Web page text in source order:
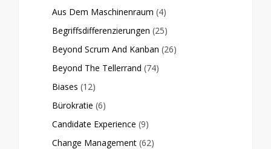
Aus Dem Maschinenraum (4)
Begriffsdifferenzierungen (25)
Beyond Scrum And Kanban (26)
Beyond The Tellerrand (74)
Biases (12)
Bürokratie (6)
Candidate Experience (9)
Change Management (62)